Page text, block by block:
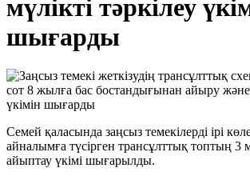
мүлікті тәркілеу
шығарды
Семей қаласында заңсыз темекілерді ірі
айналымға түсірген трансұлттық топтың 3
айыптау үкімі шығарылды.